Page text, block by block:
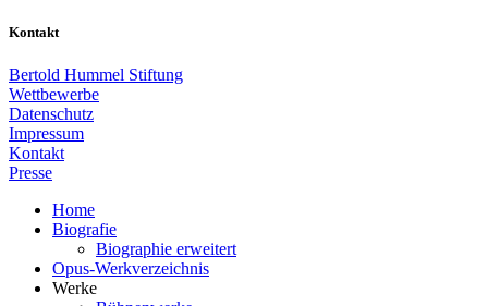
Kontakt
Bertold Hummel Stiftung
Wettbewerbe
Datenschutz
Impressum
Kontakt
Presse
Home
Biografie
Biographie erweitert
Opus-Werkverzeichnis
Werke